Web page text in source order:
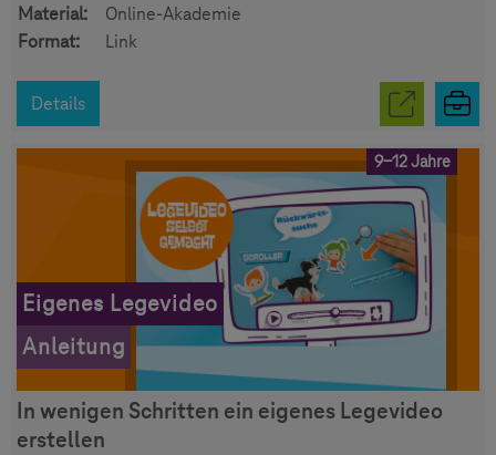
Material:
Online-Akademie
Format:
Link
Details
9-12 Jahre
Eigenes Legevideo
Anleitung
In wenigen Schritten ein eigenes Legevideo
erstellen